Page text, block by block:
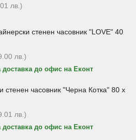
можете да изберетеLED
козметично огледало или
Това са практични подаръци,
у дома, при пътуване или в
присъства и
лв. )
стенен часовник "LOVE" 40
лв.)
доставка до офис на Еконт
стенен часовник "Черна Котка" 80 х
лв.)
доставка до офис на Еконт